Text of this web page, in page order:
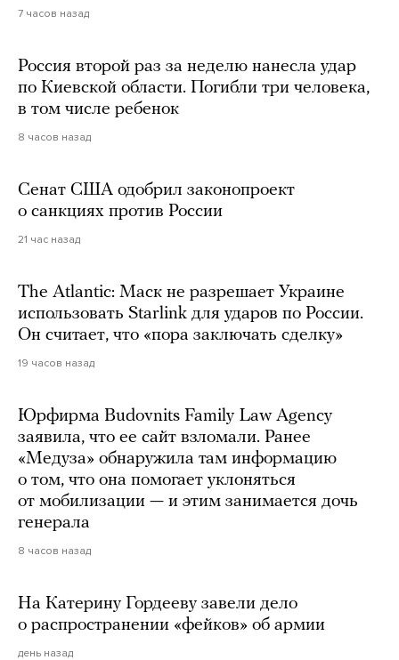
7 часов назад
Россия второй раз за неделю нанесла удар
по Киевской области. Погибли три человека,
в том числе ребенок
8 часов назад
Сенат США одобрил законопроект
о санкциях против России
21 час назад
The Atlantic: Маск не разрешает Украине
использовать Starlink для ударов по России.
Он считает, что «пора заключать сделку»
19 часов назад
Юрфирма Budovnits Family Law Agency
заявила, что ее сайт взломали. Ранее
«Медуза» обнаружила там информацию
о том, что она помогает уклоняться
от мобилизации — и этим занимается дочь
генерала
8 часов назад
На Катерину Гордееву завели дело
о распространении «фейков» об армии
день назад